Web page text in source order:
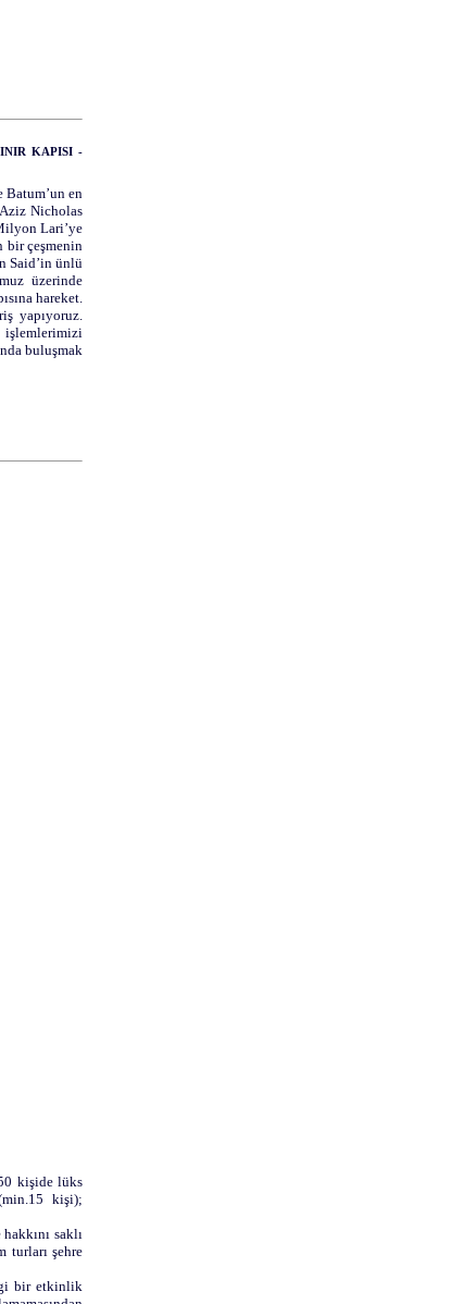
KAPISI -
Batum’un en
Nicholas
Lari’ye
bir çeşmenin
Said’in ünlü
üzerinde
hareket.
yapıyoruz.
buluşmak
kişide lüks
kişi);
saklı
turları şehre
bir etkinlik